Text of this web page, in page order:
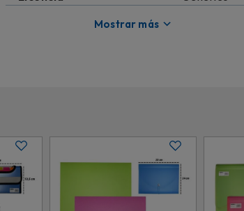
Mostrar más